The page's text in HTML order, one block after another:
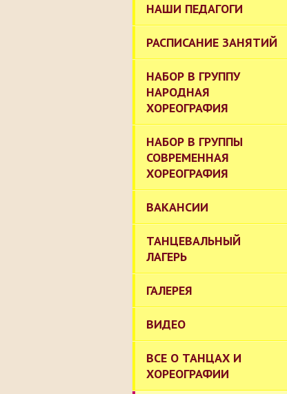
НАШИ ПЕДАГОГИ
РАСПИСАНИЕ ЗАНЯТИЙ
НАБОР В ГРУППУ
НАРОДНАЯ
ХОРЕОГРАФИЯ
НАБОР В ГРУППЫ
СОВРЕМЕННАЯ
ХОРЕОГРАФИЯ
ВАКАНСИИ
ТАНЦЕВАЛЬНЫЙ
ЛАГЕРЬ
ГАЛЕРЕЯ
ВИДЕО
ВСЕ О ТАНЦАХ И
ХОРЕОГРАФИИ